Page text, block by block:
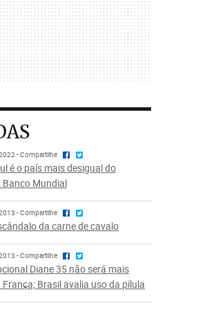
- Compartilhe
é o país mais desigual do
Banco Mundial
- Compartilhe
da carne de cavalo
- Compartilhe
Diane 35 não será mais
Brasil avalia uso da pílula